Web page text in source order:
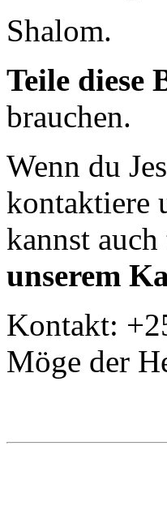
Shalom.
Teile diese
brauchen.
Wenn du
kontaktiere
kannst
unserem
Kontakt:
Möge der